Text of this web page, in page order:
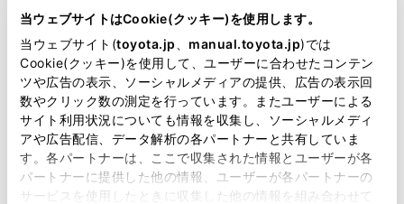
当ウェブサイトはCookie(クッキー)を使用します。
当ウェブサイト(toyota.jp manual.toyota.jp)では
Cookie(クッキー)を使用して、ユーザーに合わせたコンテン
ツや広告の表示、ソーシャルメディアの提供、広告の表示回
数やクリック数の測定を行っています。またユーザーによる
サイト利用状況についても情報を収集し、ソーシャルメディ
アや広告配信、データ解析の各パートナーと共有していま
す。各パートナーは、ここで収集された情報とユーザーが各
パートナーに提供した他の情報、ユーザーが各パートナーの
サービスを使用したときに収集した他の情報を組み合わせて
3BA-ZRR85W
全長×全幅×全高
4710×1735×1870mm
ホイールベース ※1
2850mm
トレッド前／後
1500/1480mm